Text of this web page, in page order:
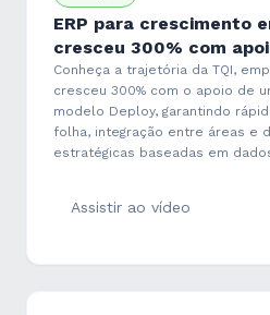
ERP para crescimento
cresceu 300% com
Conheça a trajetória da TQI,
cresceu 300% com o apoio de
modelo Deploy, garantindo
folha, integração entre áreas e
estratégicas baseadas em
Assistir ao vídeo